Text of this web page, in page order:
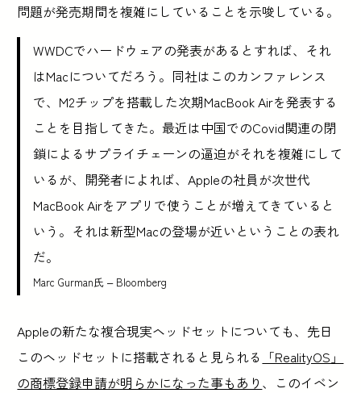
問題が発売期間を複雑にしていることを示唆している。
WWDCでハードウェアの発表があるとすれば、それ
はMacについてだろう。同社はこのカンファレンス
で、M2チップを搭載した次期MacBook Airを発表する
ことを目指してきた。最近は中国でのCovid関連の閉
鎖によるサプライチェーンの逼迫がそれを複雑にして
いるが、開発者によれば、Appleの社員が次世代
MacBook Airをアプリで使うことが増えてきていると
いう。それは新型Macの登場が近いということの表れ
だ。
Marc Gurman氏 – Bloomberg
Appleの新たな複合現実ヘッドセットについても、先日
このヘッドセットに搭載されると見られる 「RealityOS」
の商標登録申請が明らかになった事もあり 、このイベン